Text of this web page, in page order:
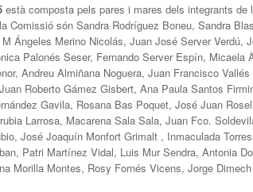
està composta pels pares i mares dels integrants
Comissió són Sandra Rodríguez Boneu, Sandra
Ángeles Merino Nicolás, Juan José Server Verdú,
Palonés Seser, Fernando Server Espín, Micaela
Andreu Almiñana Noguera, Juan Francisco
Roberto Gámez Gisbert, Ana Paula Santos
Gavila, Rosana Bas Poquet, José Juan
Larrosa, Macarena Sala Sala, Juan Fco.
José Joaquín Monfort Grimalt , Inmaculada
Patri Martínez Vidal, Luis Mur Sendra, Antonia
Morilla Montes, Rosy Fornés Vicens, Jorge